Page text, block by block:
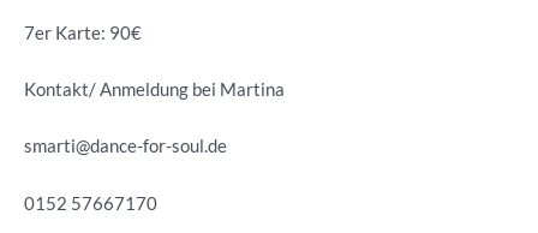
7er Karte: 90€
Kontakt/ Anmeldung bei Martina
smarti@dance-for-soul.de
0152 57667170